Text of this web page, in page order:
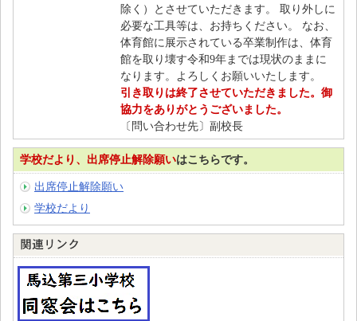
除く）とさせていただきます。 取り外しに
必要な工具等は、お持ちください。 なお、
体育館に展示されている卒業制作は、体育
館を取り壊す令和9年までは現状のままに
なります。よろしくお願いいたします。
引き取りは終了させていただきました。御
協力をありがとうございました。
〔問い合わせ先〕副校長
学校だより、出席停止解除願いはこちらです。
出席停止解除願い
学校だより